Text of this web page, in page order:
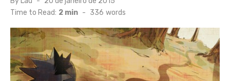
on
Time to Read: 2 min - 336 words